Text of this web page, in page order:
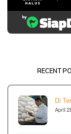
RECENT
Di
April